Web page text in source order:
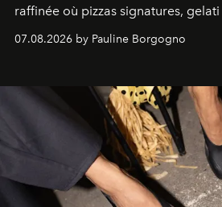
raffinée où pizzas signatures,
07.08.2026 by Pauline Borgogno